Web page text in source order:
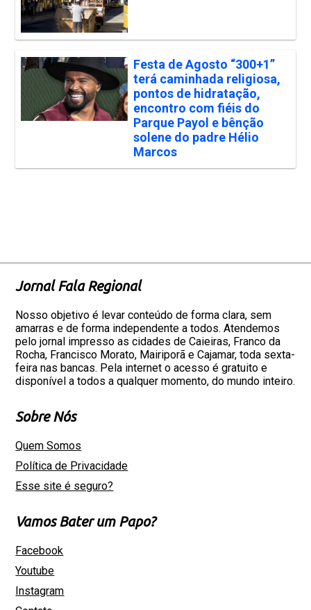
Festa de Agosto “300+1”
terá caminhada religiosa,
pontos de hidratação,
encontro com fiéis do
Parque Payol e bênção
solene do padre Hélio
Marcos
Jornal Fala Regional
Nosso objetivo é levar conteúdo de forma clara, sem
amarras e de forma independente a todos. Atendemos
pelo jornal impresso as cidades de Caieiras, Franco da
Rocha, Francisco Morato, Mairiporã e Cajamar, toda sexta-
feira nas bancas. Pela internet o acesso é gratuito e
disponível a todos a qualquer momento, do mundo inteiro.
Sobre Nós
Quem Somos
Política de Privacidade
Esse site é seguro?
Vamos Bater um Papo?
Facebook
Youtube
Instagram